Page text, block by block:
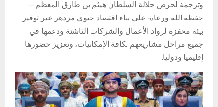
وترجمة لحرص جلالة السلطان هيثم بن طارق المعظم –
حفظه الله ورعاه- على بناء اقتصاد حيوي مزدهر عبر توفير
بيئة محفزة لرواد الأعمال والشركات الناشئة ودعمها في
جميع مراحل مشاريعهم بكافة الإمكانيات، وتعزيز حضورها
إقليميا ودوليا.